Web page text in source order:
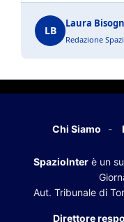
LB
Laura
Redazione
Chi Siamo
SpazioInter è un
Aut. Tribunale di
Direttore